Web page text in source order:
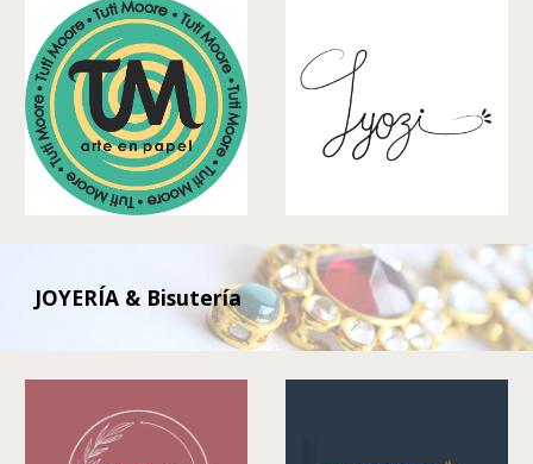
JOYERÍA & Bisutería